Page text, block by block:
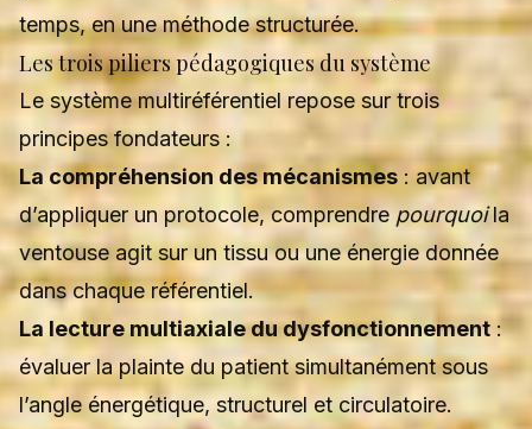
temps, en une méthode structurée.
Les trois piliers pédagogiques du système
Le système multiréférentiel repose sur trois
principes fondateurs :
La compréhension des mécanismes : avant
d’appliquer un protocole, comprendre pourquoila
ventouse agit sur un tissu ou une énergie donnée
dans chaque référentiel.
La lecture multiaxiale du dysfonctionnement :
évaluer la plainte du patient simultanément sous
l’angle énergétique, structurel et circulatoire.